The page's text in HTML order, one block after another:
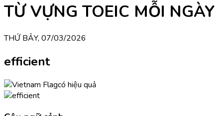
TỪ VỰNG TOEIC MỖI NGÀY
THỨ BẢY, 07/03/2026
efficient
có hiệu quả